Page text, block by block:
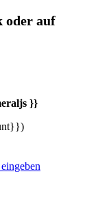
oder auf
}}